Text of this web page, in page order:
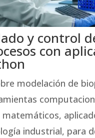
y control
con
modelación de
industrial, para